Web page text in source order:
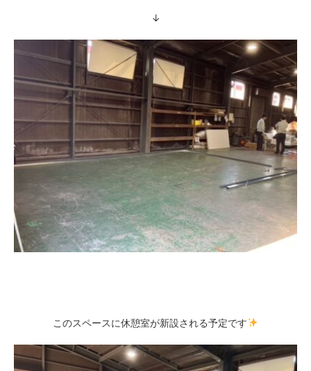
↓
このスペースに休憩室が新設される予定です